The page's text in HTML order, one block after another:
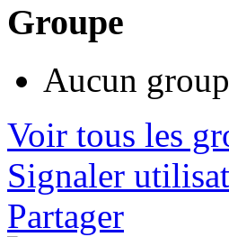
Groupe
Aucun
Voir tous les
Signaler
Partager